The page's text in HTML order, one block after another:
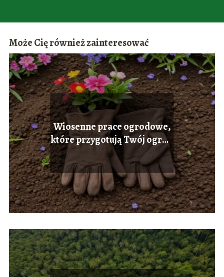
Może Cię również zainteresować
Wiosenne prace ogrodowe,
które przygotują Twój ogród
do sezonu